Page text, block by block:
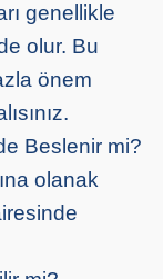
genellikle
olur. Bu
önem
Beslenir mi?
olanak